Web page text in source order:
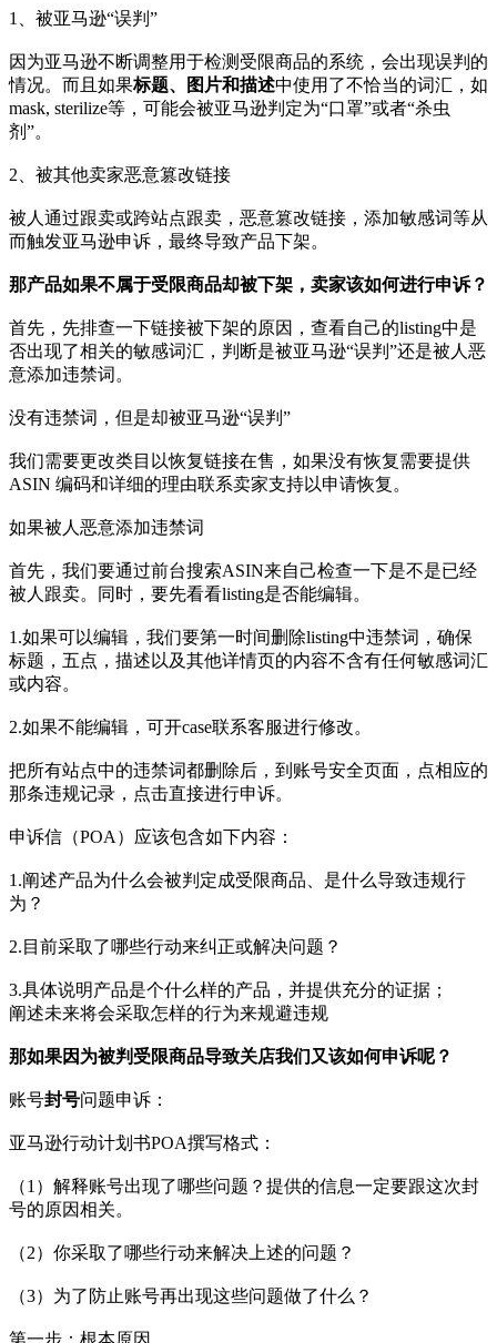
1、被亚马逊“误判”
因为亚马逊不断调整用于检测受限商品的系统，会出现误判的
情况。而且如果标题、图片和描述中使用了不恰当的词汇，如
mask, sterilize等，可能会被亚马逊判定为“口罩”或者“杀虫
剂”。
2、被其他卖家恶意篡改链接
被人通过跟卖或跨站点跟卖，恶意篡改链接，添加敏感词等从
而触发亚马逊申诉，最终导致产品下架。
那产品如果不属于受限商品却被下架，卖家该如何进行申诉？
首先，先排查一下链接被下架的原因，查看自己的listing中是
否出现了相关的敏感词汇，判断是被亚马逊“误判”还是被人恶
意添加违禁词。
没有违禁词，但是却被亚马逊“误判”
我们需要更改类目以恢复链接在售，如果没有恢复需要提供
ASIN 编码和详细的理由联系卖家支持以申请恢复。
如果被人恶意添加违禁词
首先，我们要通过前台搜索ASIN来自己检查一下是不是已经
被人跟卖。同时，要先看看listing是否能编辑。
1.如果可以编辑，我们要第一时间删除listing中违禁词，确保
标题，五点，描述以及其他详情页的内容不含有任何敏感词汇
或内容。
2.如果不能编辑，可开case联系客服进行修改。
把所有站点中的违禁词都删除后，到账号安全页面，点相应的
那条违规记录，点击直接进行申诉。
申诉信（POA）应该包含如下内容：
1.阐述产品为什么会被判定成受限商品、是什么导致违规行
为？
2.目前采取了哪些行动来纠正或解决问题？
3.具体说明产品是个什么样的产品，并提供充分的证据；
阐述未来将会采取怎样的行为来规避违规
那如果因为被判受限商品导致关店我们又该如何申诉呢？
账号封号问题申诉：
亚马逊行动计划书POA撰写格式：
（1）解释账号出现了哪些问题？提供的信息一定要跟这次封
号的原因相关。
（2）你采取了哪些行动来解决上述的问题？
（3）为了防止账号再出现这些问题做了什么？
第一步：根本原因